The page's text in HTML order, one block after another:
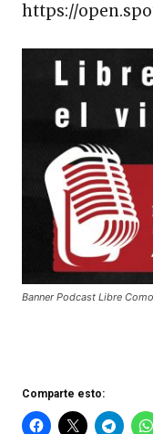
https://
Banner Podcast Libre
Comparte esto: